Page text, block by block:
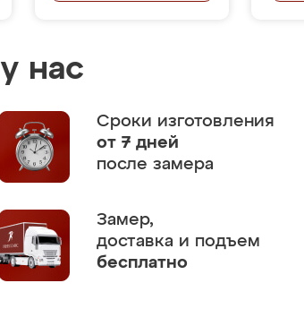
нас
Сроки изготовления
от 7 дней
после замера
Замер,
доставка и подъем
бесплатно